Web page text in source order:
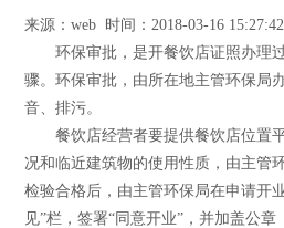
来源：web 时间：2018-03-16 15:27:42
环保审批，是开餐饮店证照办理
骤。环保审批，由所在地主管环保局
音、排污。
餐饮店经营者要提供餐饮店位置
况和临近建筑物的使用性质，由主管
检验合格后，由主管环保局在申请开
见”栏，签署“同意开业”，并加盖公